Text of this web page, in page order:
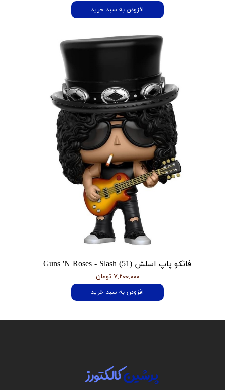
افزودن به سبد خرید
فانکو پاپ اسلش Guns 'N Roses - Slash (51)
۷,۲۰۰,۰۰۰ تومان
افزودن به سبد خرید
پرشینکالکتورز